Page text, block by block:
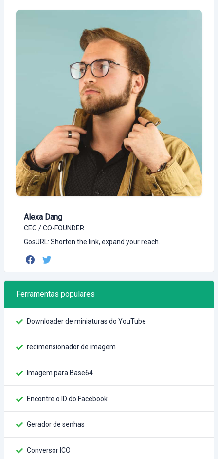
Alexa Dang
CEO / CO-FOUNDER
GosURL: Shorten the link, expand your reach.
Ferramentas populares
Downloader de miniaturas do YouTube
redimensionador de imagem
Imagem para Base64
Encontre o ID do Facebook
Gerador de senhas
Conversor ICO